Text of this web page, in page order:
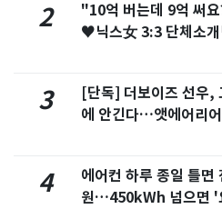
2
"10억 버는데 9억 써
♥닉스女 3:3 단체소개
3
[단독] 더보이즈 선우,
에 안긴다…앳에어리
4
에어컨 하루 종일 틀면
원…450kWh 넘으면 '